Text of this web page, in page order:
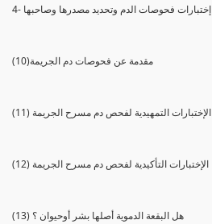
4- إختبارات فحوصات الدم وتحديد مصدرها وصاحبها
(10)مقدمة عن فحوصات دم الجريمة
(11) الإختبارات التمهيدية لفحص دم مسرح الجريمة
(12) الإختبارات التأكيدية لفحص دم مسرح الجريمة
(13) هل البقعة الدموية أصلها بشر أوحيوان ؟